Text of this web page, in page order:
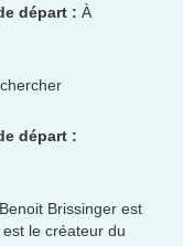
départ :À
départ :
Benoit Brissinger est
le créateur du